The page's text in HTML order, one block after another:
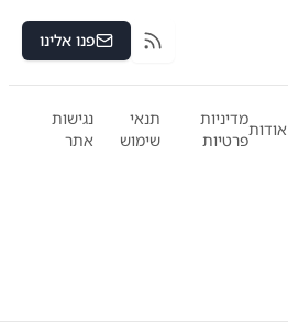
RSS פנו אלינו
אודות
מדיניות
פרטיות
תנאי
שימוש
נגישות
אתר